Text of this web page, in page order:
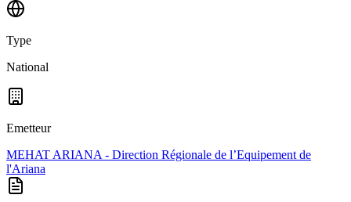
Type
National
Emetteur
MEHAT ARIANA - Direction Régionale de l’Equipement de
l'Ariana